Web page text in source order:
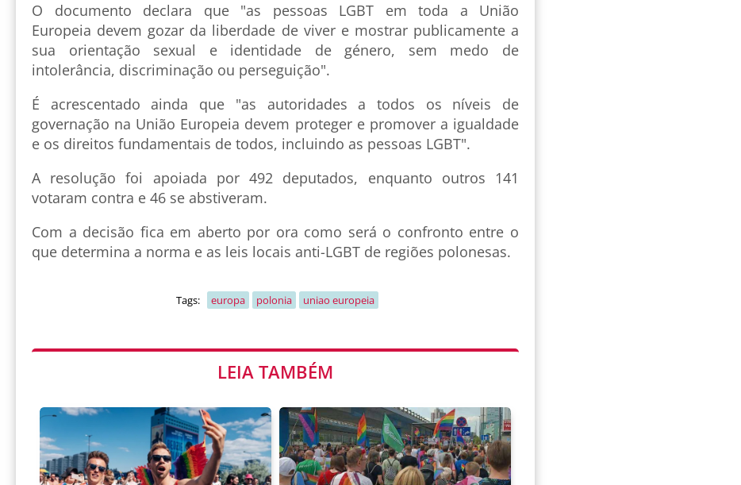
O documento declara que "as pessoas LGBT em toda a União
Europeia devem gozar da liberdade de viver e mostrar publicamente a
sua orientação sexual e identidade de género, sem medo de
intolerância, discriminação ou perseguição".
É acrescentado ainda que "as autoridades a todos os níveis de
governação na União Europeia devem proteger e promover a igualdade
e os direitos fundamentais de todos, incluindo as pessoas LGBT".
A resolução foi apoiada por 492 deputados, enquanto outros 141
votaram contra e 46 se abstiveram.
Com a decisão fica em aberto por ora como será o confronto entre o
que determina a norma e as leis locais anti-LGBT de regiões polonesas.
Tags: europa polonia uniao europeia
LEIA TAMBÉM